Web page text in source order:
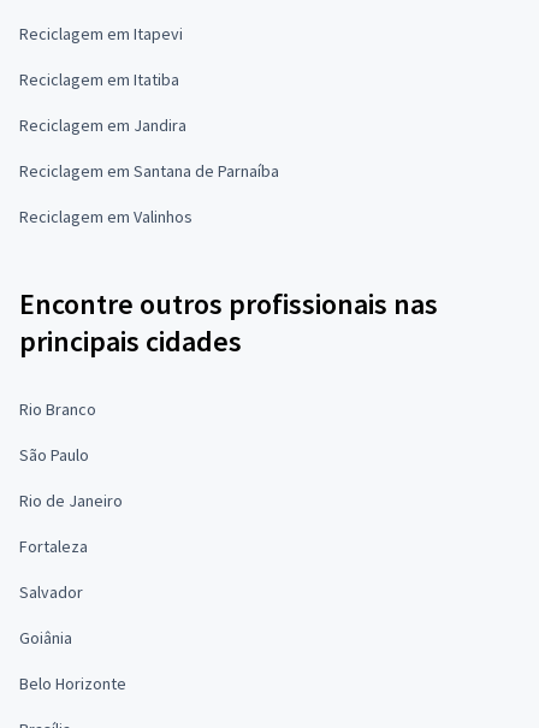
Reciclagem em Itapevi
Reciclagem em Itatiba
Reciclagem em Jandira
Reciclagem em Santana de Parnaíba
Reciclagem em Valinhos
Encontre outros profissionais nas
principais cidades
Rio Branco
São Paulo
Rio de Janeiro
Fortaleza
Salvador
Goiânia
Belo Horizonte